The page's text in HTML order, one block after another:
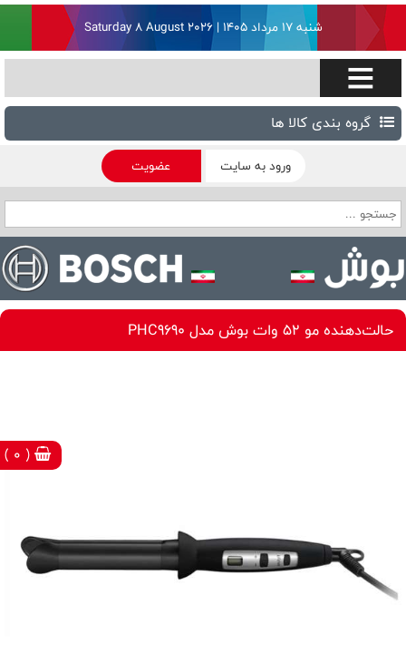
( 0 )
شنبه ۱۷ مرداد ۱۴۰۵ | Saturday 8 August 2026
گروه بندی کالا ها
ورود به سایت عضویت
حالت‌دهنده‌ مو 52 وات بوش مدل PHC9690